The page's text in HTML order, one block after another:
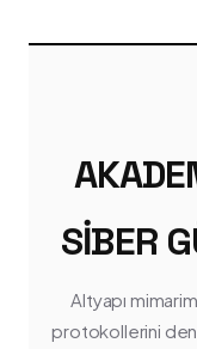
SIBER
Altyapı
protokollerini